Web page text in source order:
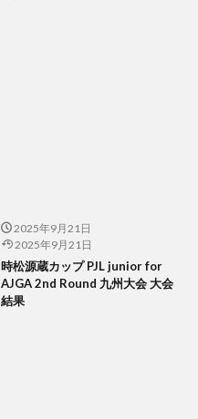
2025年9月21日
2025年9月21日
時松源蔵カップ PJL junior for
AJGA 2nd Round 九州大会 大会
結果